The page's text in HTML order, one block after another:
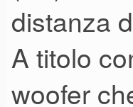
distanza
A titolo
woofer